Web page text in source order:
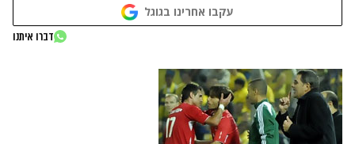
עקבו אחרינו בגוגל
דברו איתנו